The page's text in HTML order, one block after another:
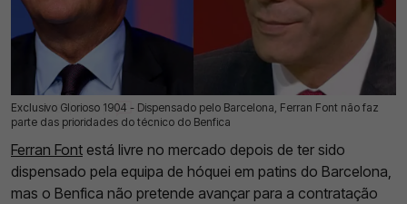
Exclusivo Glorioso 1904 - Dispensado pelo Barcelona, Ferran Font não faz
parte das prioridades do técnico do Benfica
05 Jul 2026 | 03:00 | 0
Ferran Font está livre no mercado depois de ter sido
dispensado pela equipa de hóquei em patins do Barcelona,
mas o Benfica não pretende avançar para a contratação